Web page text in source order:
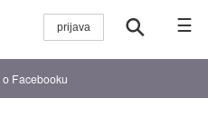
☰
Facebooku